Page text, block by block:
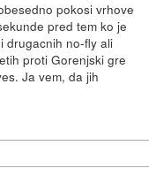
pokosi vrhove
pred tem ko je
drugacnih no-fly ali
proti Gorenjski gre
Ja vem, da jih